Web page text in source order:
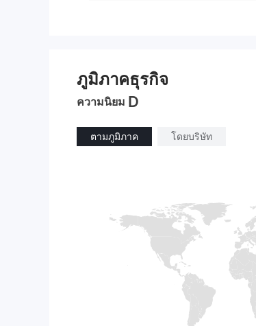
ภูมิภาคธุรกิจ
ความนิยม D
ตามภูมิภาค โดยบริษัท